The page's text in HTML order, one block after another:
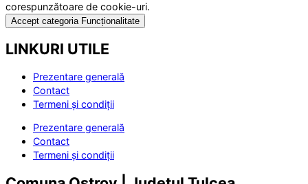
corespunzătoare de cookie-uri.
Accept categoria Funcționalitate
LINKURI UTILE
Prezentare generală
Contact
Termeni și condiții
Prezentare generală
Contact
Termeni și condiții